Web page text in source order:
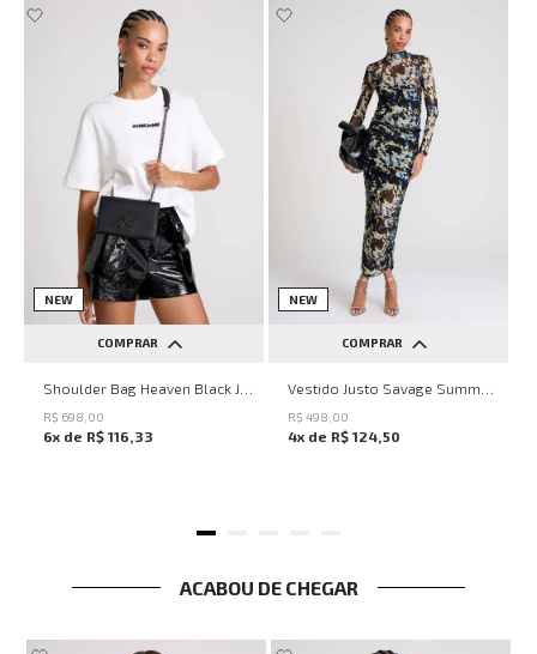
NEW
COMPRAR
UN
R$ 698 00
6x de R$ 116 33
NEW
COMPRAR
PP P M G
R$ 498 00
4x de R$ 124 50
ACABOU DE CHEGAR